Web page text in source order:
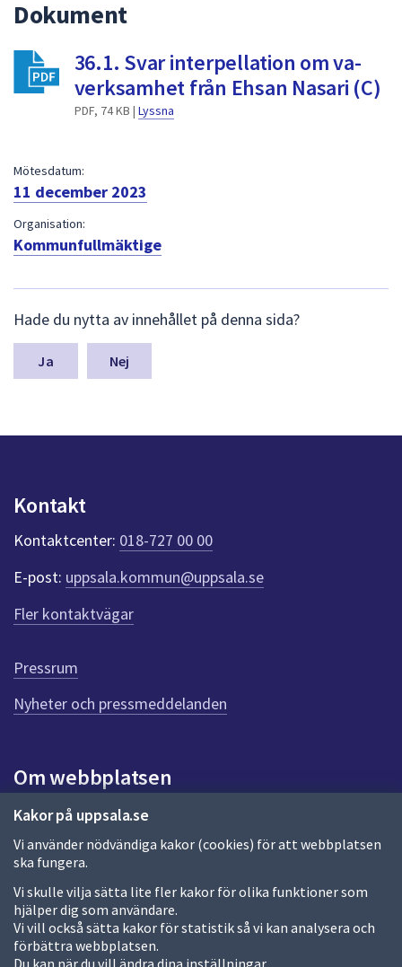
för
att
Kakor på uppsala.se
Vi använder nödvändiga kakor (cookies) för att webbplatsen
ska fungera.
Vi skulle vilja sätta lite fler kakor för olika funktioner som
hjälper dig som användare.
Vi vill också sätta kakor för statistik så vi kan analysera och
förbättra webbplatsen.
Du kan när du vill ändra dina inställningar.
Dokument
36.1. Svar interpellation om va-
verksamhet från Ehsan Nasari (C)
PDF, 74 KB | Lyssna
Mötesdatum:
11 december 2023
Organisation:
Kommunfullmäktige
ä
m
a
n
k
t
e
r
f
ö
r
e
n
n
a
d
a
Hade du nytta av innehållet på denna sida?
Nej
Kontakt
Kontaktcenter: 018-727 00 00
E-post: uppsala.kommun@uppsala.se
Fler kontaktvägar
Pressrum
Nyheter och pressmeddelanden
Om webbplatsen
Om webbplatsen
Allmänna handlingar och diarium
Behandling av personuppgifter
Kakor
Språk (other languages)